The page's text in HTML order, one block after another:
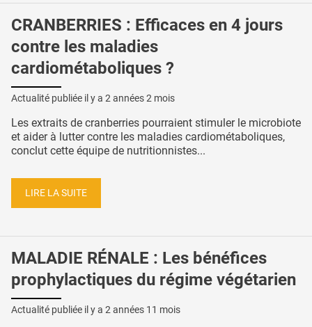
CRANBERRIES : Efficaces en 4 jours
contre les maladies
cardiométaboliques ?
Actualité publiée il y a 2 années 2 mois
Les extraits de cranberries pourraient stimuler le microbiote
et aider à lutter contre les maladies cardiométaboliques,
conclut cette équipe de nutritionnistes...
LIRE LA SUITE
MALADIE RÉNALE : Les bénéfices
prophylactiques du régime végétarien
Actualité publiée il y a 2 années 11 mois